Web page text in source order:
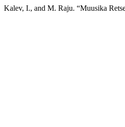
Kalev, I., and M. Raju. “Muusika